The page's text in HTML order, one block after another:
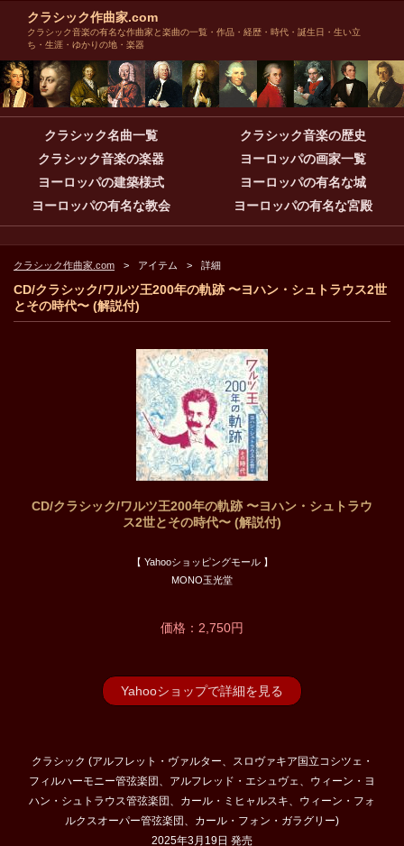
クラシック作曲家.com
クラシック音楽の有名な作曲家と楽曲の一覧・作品・経歴・時代・誕生日・生い立
ち・生涯・ゆかりの地・楽器
クラシック名曲一覧
クラシック音楽の歴史
クラシック音楽の楽器
ヨーロッパの画家一覧
ヨーロッパの建築様式
ヨーロッパの有名な城
ヨーロッパの有名な教会
ヨーロッパの有名な宮殿
クラシック作曲家.com アイテム 詳細
CD/クラシック/ワルツ王200年の軌跡 〜ヨハン・シュトラウス2世
とその時代〜 (解説付)
CD/クラシック/ワルツ王200年の軌跡 〜ヨハン・シュトラウ
ス2世とその時代〜 (解説付)
【 Yahooショッピングモール 】
MONO玉光堂
価格：2,750円
Yahooショップで詳細を見る
クラシック (アルフレット・ヴァルター、スロヴァキア国立コシツェ・
フィルハーモニー管弦楽団、アルフレッド・エシュヴェ、ウィーン・ヨ
ハン・シュトラウス管弦楽団、カール・ミヒャルスキ、ウィーン・フォ
ルクスオーパー管弦楽団、カール・フォン・ガラグリー)
2025年3月19日 発売